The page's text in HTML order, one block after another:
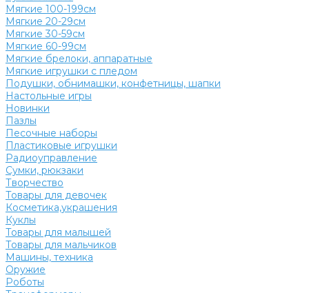
Мягкие 100-199см
Мягкие 20-29см
Мягкие 30-59см
Мягкие 60-99см
Мягкие брелоки, аппаратные
Мягкие игрушки с пледом
Подушки, обнимашки, конфетницы, шапки
Настольные игры
Новинки
Пазлы
Песочные наборы
Пластиковые игрушки
Радиоуправление
Сумки, рюкзаки
Творчество
Товары для девочек
Косметика,украшения
Куклы
Товары для малышей
Товары для мальчиков
Машины, техника
Оружие
Роботы